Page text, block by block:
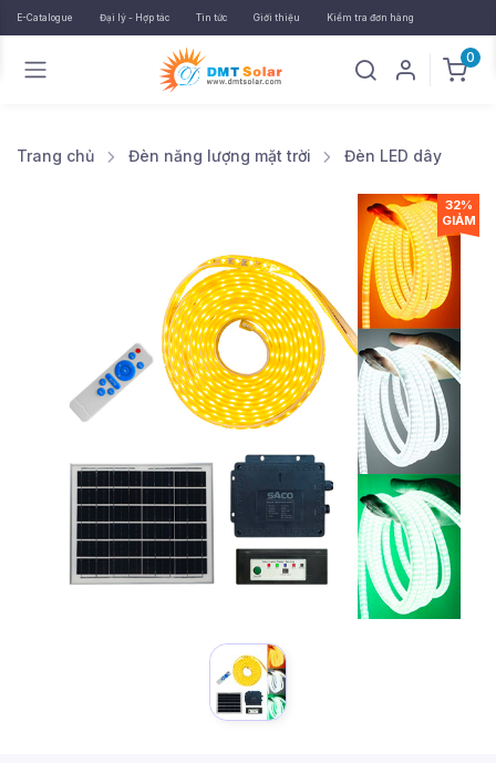
E-Catalogue Đại lý - Hợp tác Tin tức Giới thiệu Kiểm tra đơn hàng
0
Trang chủ Đèn năng lượng mặt trời Đèn LED dây
32%
GIẢM